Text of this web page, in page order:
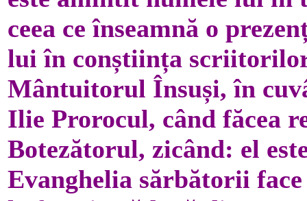
ceea ce înseamnă o
lui în conștiința
Mântuitorul Însuși, în
Ilie Prorocul, când făcea
Botezătorul, zicând: el
Evanghelia sărbătorii